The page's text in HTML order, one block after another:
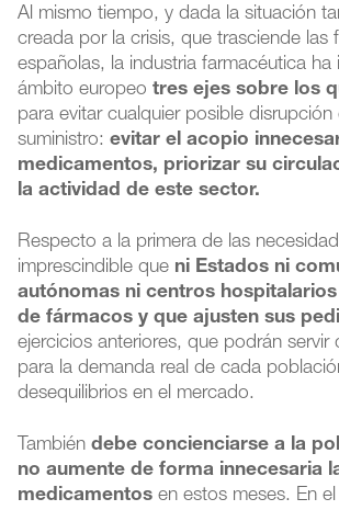
Al mismo tiempo, y dada la situación
creada por la crisis, que trasciende las
españolas, la industria farmacéutica ha
ámbito europeotres ejes sobre los
para evitar cualquier posible
suministro: evitar el acopio
medicamentos, priorizar su
la actividad de este sector.
Respecto a la primera de las
imprescindible que ni Estados ni
autónomas ni centros
de fármacos y que ajusten sus
ejercicios anteriores, que podrán servir
para la demanda real de cada
desequilibrios en el mercado.
Tambiéndebe concienciarse a la
no aumente de forma innecesaria
medicamentos en estos meses. En